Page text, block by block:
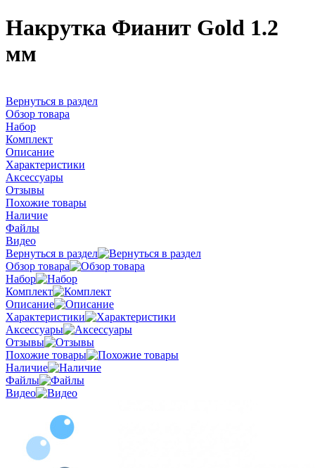
Накрутка Фианит Gold 1.2
мм
Вернуться в раздел
Обзор товара
Набор
Комплект
Описание
Характеристики
Аксессуары
Отзывы
Похожие товары
Наличие
Файлы
Видео
Вернуться в раздел
Обзор товара
Набор
Комплект
Описание
Характеристики
Аксессуары
Отзывы
Похожие товары
Наличие
Файлы
Видео